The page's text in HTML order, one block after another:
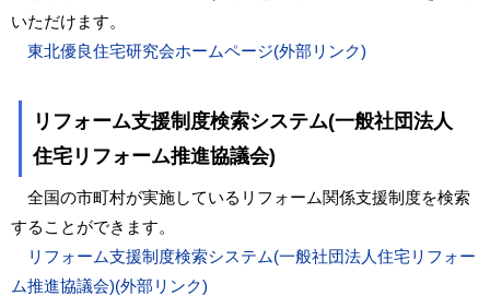
いただけます。
東北優良住宅研究会ホームページ(外部リンク)
リフォーム支援制度検索システム(一般社団法人
住宅リフォーム推進協議会)
全国の市町村が実施しているリフォーム関係支援制度を検索
することができます。
リフォーム支援制度検索システム(一般社団法人住宅リフォー
ム推進協議会)(外部リンク)